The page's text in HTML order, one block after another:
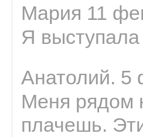
Мария 11
Я выступала
Анатолий. 5
Меня рядом
плачешь.